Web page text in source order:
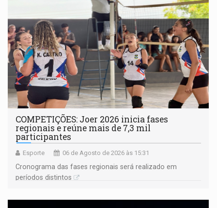
COMPETIÇÕES: Joer 2026 inicia fases
regionais e reúne mais de 7,3 mil
participantes
Esporte 06 de Agosto de 2026 às 15:31
Cronograma das fases regionais será realizado em
períodos distintos